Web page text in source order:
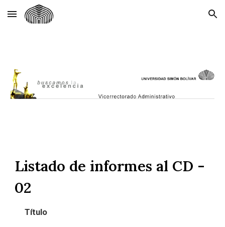
Skip to main content Skip to navigation
Listado de informes al CD -
02
Título